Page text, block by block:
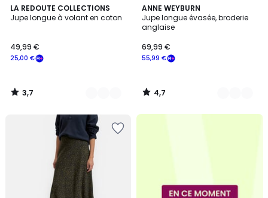
LA REDOUTE COLLECTIONS
Jupe longue à volant en coton
25,00 €
49,99 €
3,7
/ 5
2
Couleurs
3,7
/
ANNE WEYBURN
Jupe longue évasée, broderie
anglaise
55,99 €
69,99 €
4,7
/ 5
2
Couleurs
4,7
/